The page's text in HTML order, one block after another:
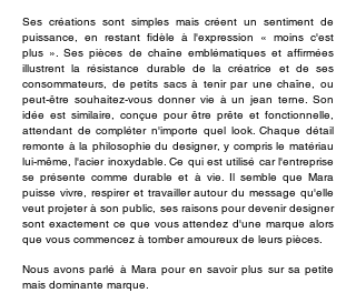
Ses créations sont simples mais créent un sentiment de
puissance, en restant fidèle à l'expression « moins c'est
plus ». Ses pièces de chaîne emblématiques et affirmées
illustrent la résistance durable de la créatrice et de ses
consommateurs, de petits sacs à tenir par une chaîne, ou
peut-être souhaitez-vous donner vie à un jean terne. Son
idée est similaire, conçue pour être prête et fonctionnelle,
attendant de compléter n'importe quel look. Chaque détail
remonte à la philosophie du designer, y compris le matériau
lui-même, l'acier inoxydable. Ce qui est utilisé car l'entreprise
se présente comme durable et à vie. Il semble que Mara
puisse vivre, respirer et travailler autour du message qu'elle
veut projeter à son public, ses raisons pour devenir designer
sont exactement ce que vous attendez d'une marque alors
que vous commencez à tomber amoureux de leurs pièces.
Nous avons parlé à Mara pour en savoir plus sur sa petite
mais dominante marque.